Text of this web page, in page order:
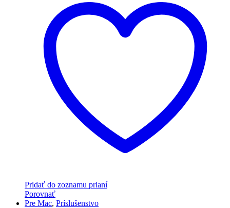
Pridať do zoznamu prianí
Porovnať
Pre Mac, Príslušenstvo